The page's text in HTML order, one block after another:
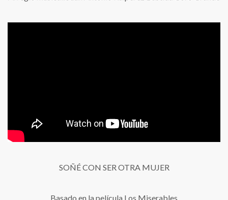
SOÑÉ CON SER OTRA MUJER
Basado en la película Los Miserables